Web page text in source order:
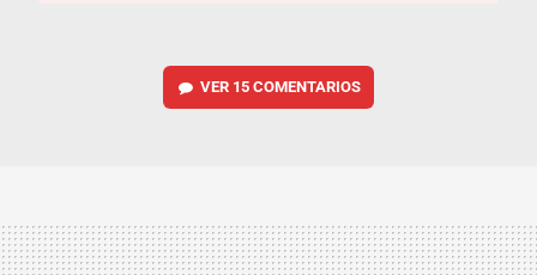
VER 15 COMENTARIOS